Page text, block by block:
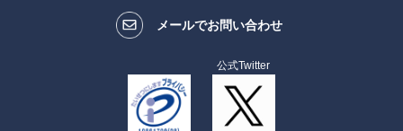
メールでお問い合わせ
公式Twitter